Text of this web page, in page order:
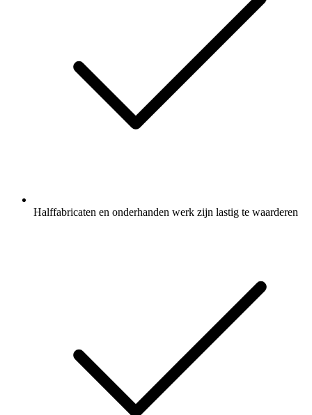
Halffabricaten en onderhanden werk zijn lastig te waarderen